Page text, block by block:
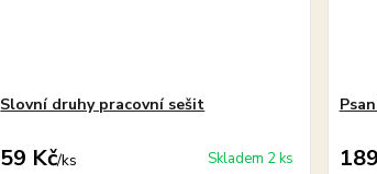
Slovní druhy pracovní sešit
59 Kč/ks Skladem 2 ks